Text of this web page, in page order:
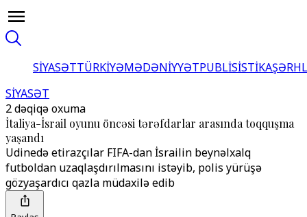
SİYASƏTTÜRKİYƏMƏDƏNİYYƏTPUBLİSİSTİKA
SİYASƏT
2 dəqiqə oxuma
İtaliya-İsrail oyunu öncəsi tərəfdarlar arasında toqquşma
yaşandı
Udinedə etirazçılar FIFA-dan İsrailin beynəlxalq
futboldan uzaqlaşdırılmasını istəyib, polis yürüşə
gözyaşardıcı qazla müdaxilə edib